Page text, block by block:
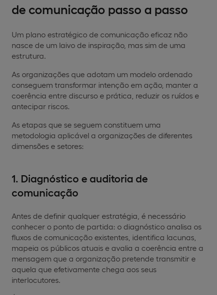
de comunicação passo a passo
Um plano estratégico de comunicação eficaz não
nasce de um laivo de inspiração, mas sim de uma
estrutura.
As organizações que adotam um modelo ordenado
conseguem transformar intenção em ação, manter a
coerência entre discurso e prática, reduzir os ruídos e
antecipar riscos.
As etapas que se seguem constituem uma
metodologia aplicável a organizações de diferentes
dimensões e setores:
1. Diagnóstico e auditoria de
comunicação
Antes de definir qualquer estratégia, é necessário
conhecer o ponto de partida: o diagnóstico analisa os
fluxos de comunicação existentes, identifica lacunas,
mapeia os públicos atuais e avalia a coerência entre a
mensagem que a organização pretende transmitir e
aquela que efetivamente chega aos seus
interlocutores.